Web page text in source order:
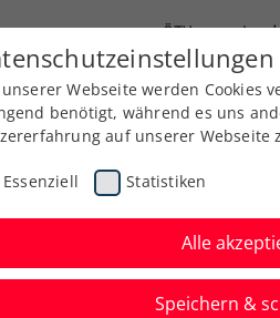
ÖTV
Ausbildung Services
Webseite werden Cookies
benötigt, während es uns
auf unserer Webseite
Essenziell Statistiken
Alle
Speichern &